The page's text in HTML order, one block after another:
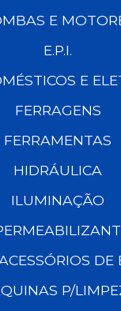
E
E.P.I.
E
FERRAGENS
FERRAMENTAS
HIDRÁULICA
ILUMINAÇÃO
DE
P/